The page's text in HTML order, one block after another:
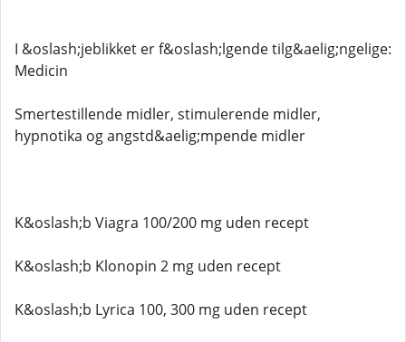
I &oslash;jeblikket er f&oslash;lgende tilg&aelig;ngelige:
Medicin
Smertestillende midler, stimulerende midler,
hypnotika og angstd&aelig;mpende midler
K&oslash;b Viagra 100/200 mg uden recept
K&oslash;b Klonopin 2 mg uden recept
K&oslash;b Lyrica 100, 300 mg uden recept